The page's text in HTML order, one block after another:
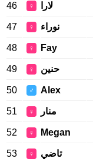
46 ♀ لارا
47 ♀ نوراء
48 ♀ Fay
49 ♀ حنين
50 ♂ Alex
51 ♀ منار
52 ♀ Megan
53 ♀ تاضي